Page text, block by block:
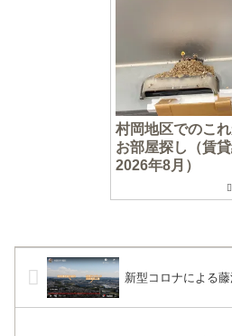
村岡地区でのこ
お部屋探し（賃貸
2026年8月）
新型コロナによる